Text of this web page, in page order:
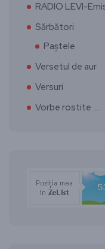
RADIO LEVI-
Sărbători
Paștele
Versetul de aur
Versuri
Vorbe rostite ….